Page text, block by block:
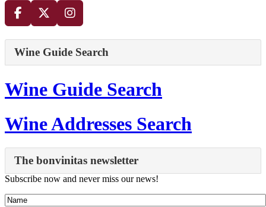
Wine Guide Search
Wine Guide Search
Wine Addresses Search
The bonvinitas newsletter
Subscribe now and never miss our news!